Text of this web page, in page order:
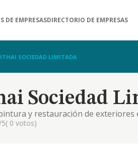
DE EMPRESASDIRECTORIO DE EMPRESAS
SOCIEDAD LIMITADA
Sociedad
y restauración de
de edificios, locales
( 0 votos)